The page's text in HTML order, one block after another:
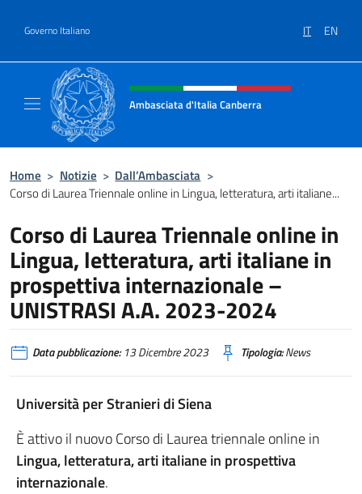
Governo Italiano IT EN
Intestazione sito, social e menù
Ambasciata d'Italia Canberra
Home > Notizie > Dall’Ambasciata >
Corso di Laurea Triennale online in Lingua, letteratura, arti italiane...
Corso di Laurea Triennale online in
Lingua, letteratura, arti italiane in
prospettiva internazionale –
UNISTRASI A.A. 2023-2024
Data pubblicazione:13 Dicembre 2023 Tipologia:News
Università per Stranieri di Siena
È attivo il nuovo Corso di Laurea triennale online in
Lingua, letteratura, arti italiane in prospettiva
internazionale.